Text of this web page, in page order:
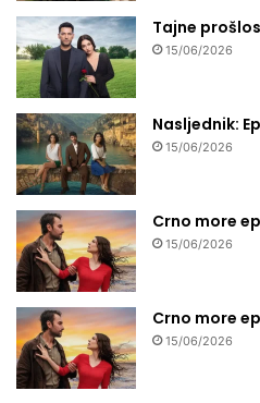
Tajne
15/06/2026
Nasljednik:
15/06/2026
Crno more
15/06/2026
Crno more
15/06/2026